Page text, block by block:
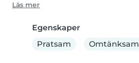
Läs mer
Egenskaper
Pratsam
Omtänksam